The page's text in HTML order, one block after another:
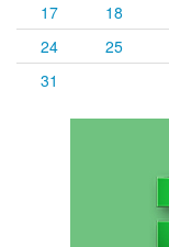
17
18
24
25
31